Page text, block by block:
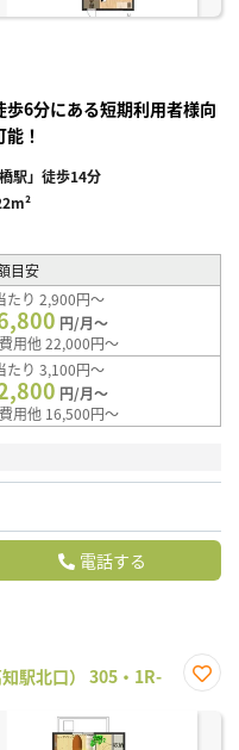
歩6分にある短期利用者様向
！
駅」徒歩14分
目安
たり 2,900円～
円/月～
用他 22,000円～
たり 3,100円～
円/月～
用他 16,500円～
電話する
駅北口） 305・1R-
に入